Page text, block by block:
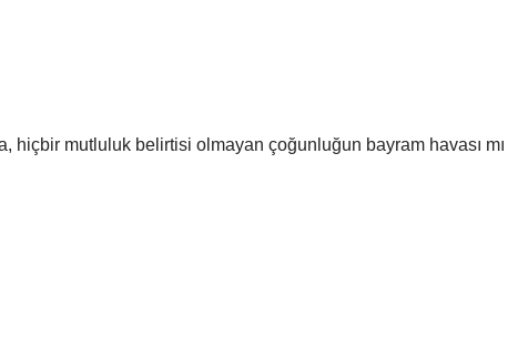
hiçbir mutluluk belirtisi olmayan çoğunluğun bayram havası mı